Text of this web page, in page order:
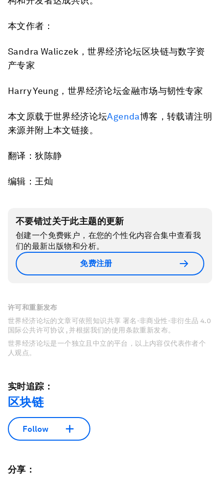
本文作者：
Sandra Waliczek，世界经济论坛区块链与数字资
产专家
Harry Yeung，世界经济论坛金融市场与韧性专家
本文原载于世界经济论坛Agenda博客，转载请注明
来源并附上本文链接。
翻译：狄陈静
编辑：王灿
不要错过关于此主题的更新
创建一个免费账户，在您的个性化内容合集中查看我
们的最新出版物和分析。
免费注册
许可和重新发布
世界经济论坛的文章可依照知识共享 署名-非商业性-非衍生品 4.0
国际公共许可协议 , 并根据我们的使用条款重新发布。
世界经济论坛是一个独立且中立的平台，以上内容仅代表作者个
人观点。
实时追踪：
区块链
Follow
分享：